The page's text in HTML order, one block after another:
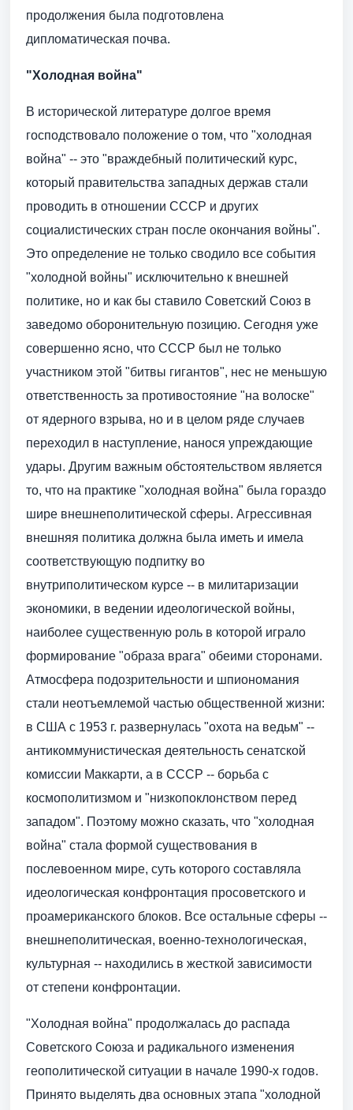
продолжения была подготовлена
дипломатическая почва.
"Холодная война"
В исторической литературе долгое время
господствовало положение о том, что "холодная
война" -- это "враждебный политический курс,
который правительства западных держав стали
проводить в отношении СССР и других
социалистических стран после окончания войны".
Это определение не только сводило все события
"холодной войны" исключительно к внешней
политике, но и как бы ставило Советский Союз в
заведомо оборонительную позицию. Сегодня уже
совершенно ясно, что СССР был не только
участником этой "битвы гигантов", нес не меньшую
ответственность за противостояние "на волоске"
от ядерного взрыва, но и в целом ряде случаев
переходил в наступление, нанося упреждающие
удары. Другим важным обстоятельством является
то, что на практике "холодная война" была гораздо
шире внешнеполитической сферы. Агрессивная
внешняя политика должна была иметь и имела
соответствующую подпитку во
внутриполитическом курсе -- в милитаризации
экономики, в ведении идеологической войны,
наиболее существенную роль в которой играло
формирование "образа врага" обеими сторонами.
Атмосфера подозрительности и шпиономания
стали неотъемлемой частью общественной жизни:
в США с 1953 г. развернулась "охота на ведьм" --
антикоммунистическая деятельность сенатской
комиссии Маккарти, а в СССР -- борьба с
космополитизмом и "низкопоклонством перед
западом". Поэтому можно сказать, что "холодная
война" стала формой существования в
послевоенном мире, суть которого составляла
идеологическая конфронтация просоветского и
проамериканского блоков. Все остальные сферы --
внешнеполитическая, военно-технологическая,
культурная -- находились в жесткой зависимости
от степени конфронтации.
"Холодная война" продолжалась до распада
Советского Союза и радикального изменения
геополитической ситуации в начале 1990-х годов.
Принято выделять два основных этапа "холодной